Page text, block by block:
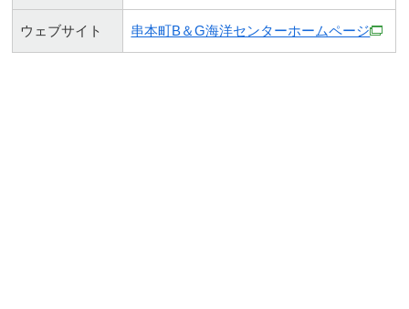
ウェブサイト 串本町B＆G海洋センターホームページ